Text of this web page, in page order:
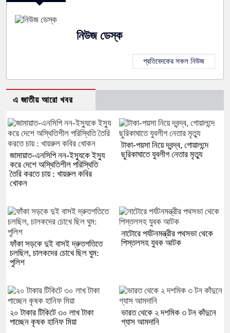
নিউজ ডেস্ক
প্রতিবেদকের সকল নিউজ
এ জাতীয় আরো খবর
জামায়াত-এনসিপি নন-ইস্যুকে ইস্যু
করে দেশে অস্থিতিশীল পরিস্থিতি
তৈরি করতে চায় : খায়রুল কবির
খোকন
টাকা-পয়সা নিয়ে দ্বন্দ্ব, গোয়ালন্দে
ছুরিকাঘাতে যুবলীগ নেতার মৃত্যু
ফাঁকা সড়কে দুই বাসই দ্রুতগতিতে
চলছিল, চালকদের চোখে ছিল ঘুম:
পুলিশ
নাটোরে পর্যটনমন্ত্রীর পথসভা থেকে
পিস্তলসহ যুবক আটক
২০ টাকার টিকিটে ৩০ লাখ টাকা
পাচ্ছেন কৃষক হানিফ মিয়া
ভারত থেকে ২ দশমিক ৩ টন কাঁদুনে
গ্যাস আমদানি